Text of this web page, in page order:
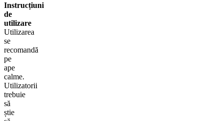
Instrucțiuni
de
utilizare
Utilizarea
se
recomandă
pe
ape
calme.
Utilizatorii
trebuie
să
știe